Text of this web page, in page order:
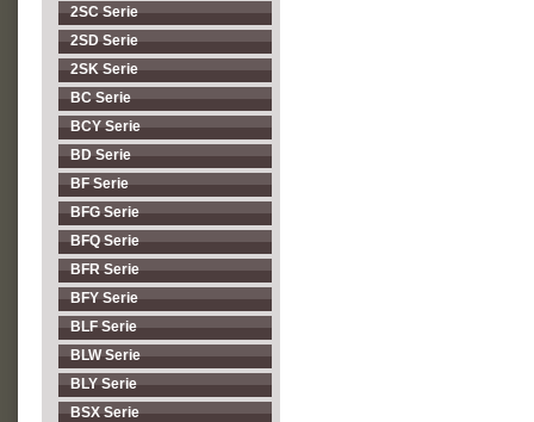
2SC Serie
2SD Serie
2SK Serie
BC Serie
BCY Serie
BD Serie
BF Serie
BFG Serie
BFQ Serie
BFR Serie
BFY Serie
BLF Serie
BLW Serie
BLY Serie
BSX Serie